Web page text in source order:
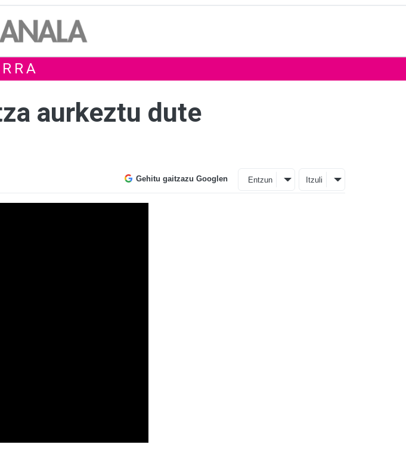
aurkeztu dute
Gehitu gaitzazu Googlen Entzun Itzuli